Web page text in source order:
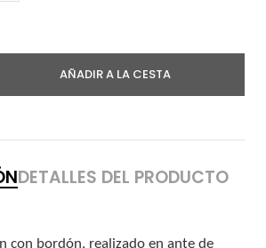
AÑADIR A LA CESTA
DETALLES DEL PRODUCTO
con bordón, realizado en ante de